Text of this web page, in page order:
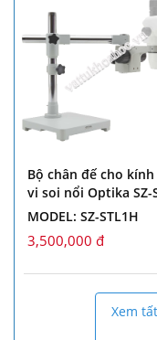
Bộ chân đế cho
vi soi nổi Optika SZ-
MODEL: SZ-STL1H
3,500,000 đ
Xem